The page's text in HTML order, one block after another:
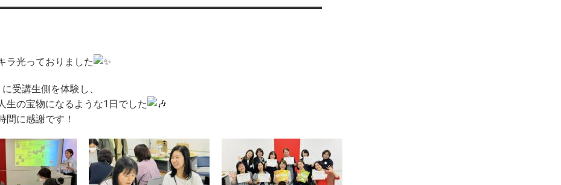
ラ光っておりました
受講生側を体験し、
生の宝物になるような1日でした
間に感謝です！